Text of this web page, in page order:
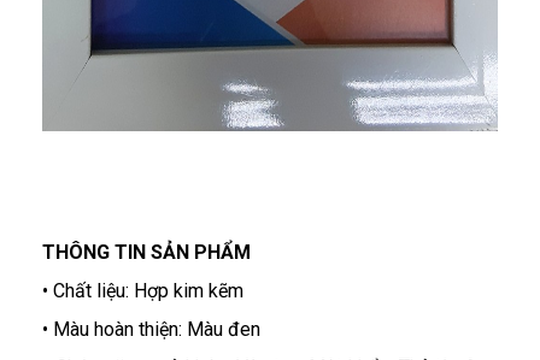
THÔNG TIN SẢN PHẨM
• Chất liệu: Hợp kim kẽm
• Màu hoàn thiện: Màu đen